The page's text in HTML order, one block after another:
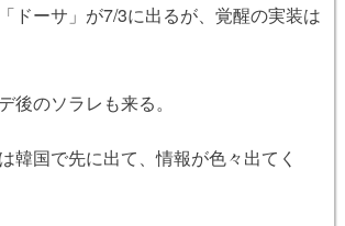
ドーサ」が7/3に出るが、覚醒の実装は
後のソラレも来る。
韓国で先に出て、情報が色々出てく